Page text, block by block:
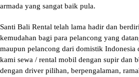
armada yang sangat baik pula.
Santi Bali Rental telah lama hadir dan
kemudahan bagi para pelancong yang
maupun pelancong dari domistik Indonesia
kami sewa / rental mobil dengan supir dan
dengan driver pilihan, berpengalaman,